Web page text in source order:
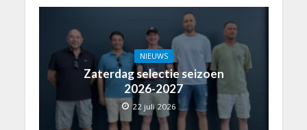
NIEUWS
Zaterdag selectie seizoen
2026-2027
22 juli 2026